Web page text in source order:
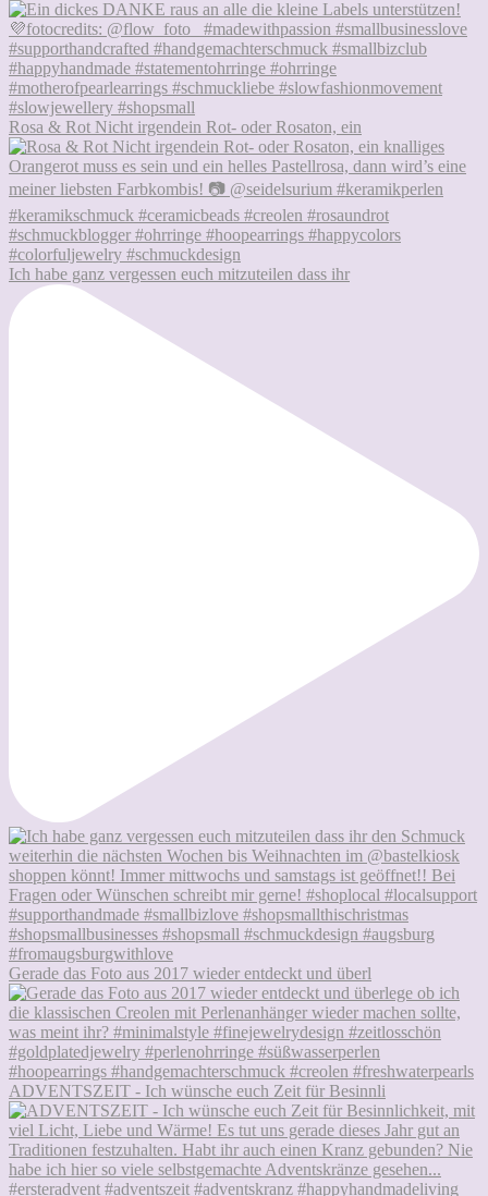
Rosa & Rot Nicht irgendein Rot- oder Rosaton, ein
Ich habe ganz vergessen euch mitzuteilen dass ihr
Gerade das Foto aus 2017 wieder entdeckt und überl
ADVENTSZEIT - Ich wünsche euch Zeit für Besinnli